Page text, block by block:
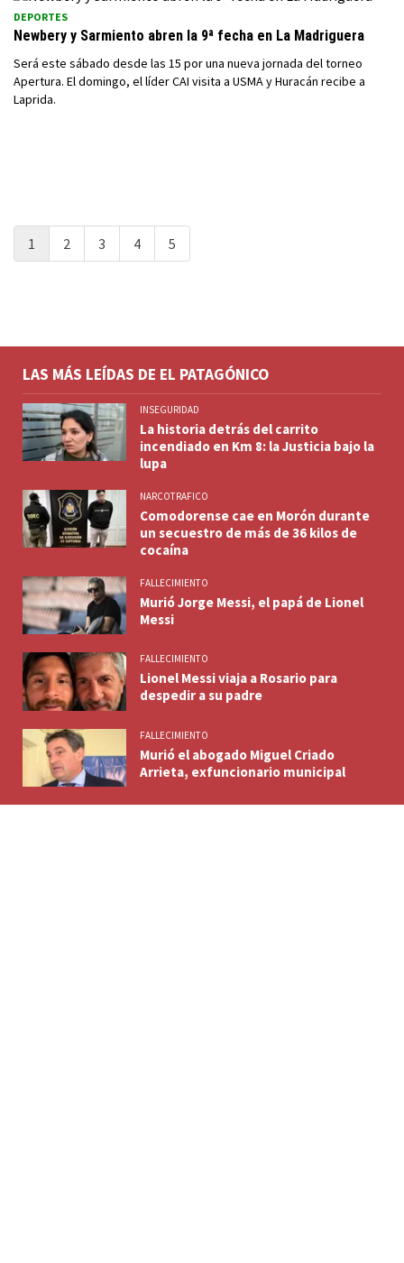
DEPORTES
Newbery y Sarmiento abren la 9ª fecha en La Madriguera
Será este sábado desde las 15 por una nueva jornada del torneo
Apertura. El domingo, el líder CAI visita a USMA y Huracán recibe a
Laprida.
1 2 3 4 5
LAS MÁS LEÍDAS DE EL PATAGÓNICO
INSEGURIDAD
La historia detrás del carrito
incendiado en Km 8: la Justicia bajo la
lupa
NARCOTRAFICO
Comodorense cae en Morón durante
un secuestro de más de 36 kilos de
cocaína
FALLECIMIENTO
Murió Jorge Messi, el papá de Lionel
Messi
FALLECIMIENTO
Lionel Messi viaja a Rosario para
despedir a su padre
FALLECIMIENTO
Murió el abogado Miguel Criado
Arrieta, exfuncionario municipal